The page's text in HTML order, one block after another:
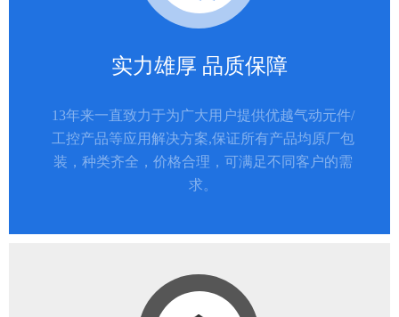
实力雄厚 品质保障
13年来一直致力于为广大用户提供优越气动元件/
工控产品等应用解决方案,保证所有产品均原厂包
装，种类齐全，价格合理，可满足不同客户的需
求。